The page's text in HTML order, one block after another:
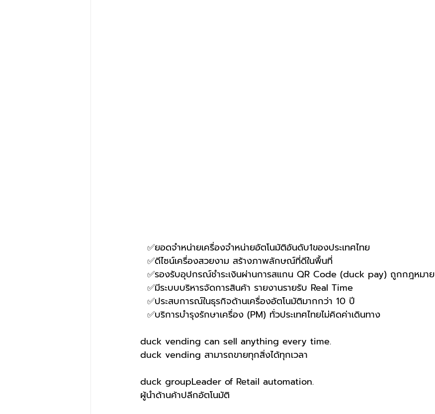
✅ยอดจำหน่ายเครื่องจำหน่ายอัตโนมัติอันดับ1ของประเทศไทย
✅ดีไซน์เครื่องสวยงาม สร้างภาพลักษณ์ที่ดีในพื้นที่
✅รองรับอุปกรณ์ชำระเงินผ่านการสแกน QR Code (duck pay) ถูกกฎหมาย
✅มีระบบบริหารจัดการสินค้า รายงานรายรับ Real Time
✅ประสบการณ์ในธุรกิจด้านเครื่องอัตโนมัติมากกว่า 10 ปี
✅บริการบำรุงรักษาเครื่อง (PM) ทั่วประเทศไทยไม่คิดค่าเดินทาง
duck vending can sell anything every time.
duck vending สามารถขายทุกสิ่งได้ทุกเวลา
duck groupLeader of Retail automation.
ผู้นำด้านค้าปลีกอัตโนมัติ